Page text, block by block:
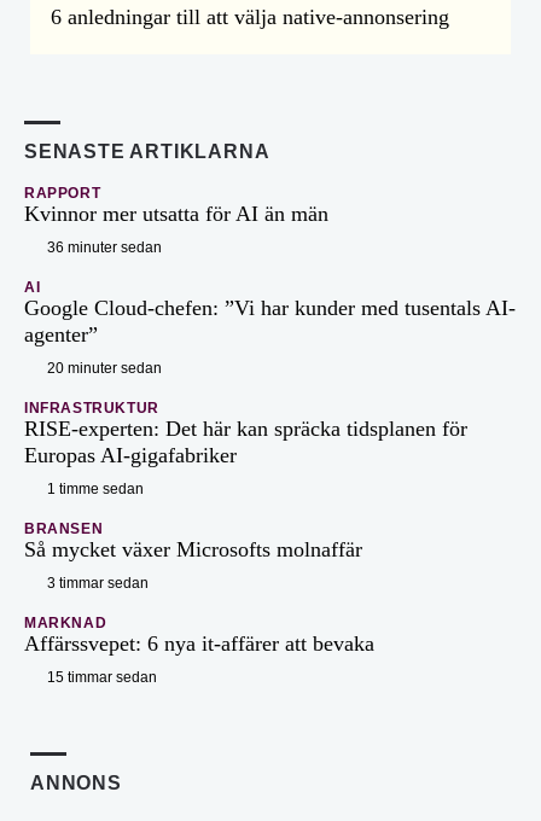
6 anledningar till att välja native-annonsering
SENASTE ARTIKLARNA
RAPPORT
Kvinnor mer utsatta för AI än män
36 minuter sedan
AI
Google Cloud-chefen: ”Vi har kunder med tusentals AI-
agenter”
20 minuter sedan
INFRASTRUKTUR
RISE-experten: Det här kan spräcka tidsplanen för
Europas AI-gigafabriker
1 timme sedan
BRANSEN
Så mycket växer Microsofts molnaffär
3 timmar sedan
MARKNAD
Affärssvepet: 6 nya it-affärer att bevaka
15 timmar sedan
ANNONS